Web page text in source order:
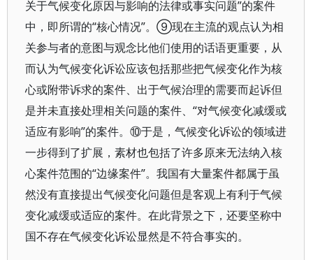
关于气候变化原因与影响的法律或事实问题”的案件
中，即所谓的“核心情况”。⑨现在主流的观点认为相
关参与者的意图与观念比他们使用的话语更重要，从
而认为气候变化诉讼应该包括那些把气候变化作为核
心或附带诉求的案件、出于气候治理的需要而起诉但
是并未直接处理相关问题的案件、“对气候变化减缓或
适应有影响”的案件。⑩于是，气候变化诉讼的领域进
一步得到了扩展，素材也包括了许多原来无法纳入核
心案件范围的“边缘案件”。我国有大量案件都属于虽
然没有直接提出气候变化问题但是客观上有利于气候
变化减缓或适应的案件。在此背景之下，还要坚称中
国不存在气候变化诉讼显然是不符合事实的。